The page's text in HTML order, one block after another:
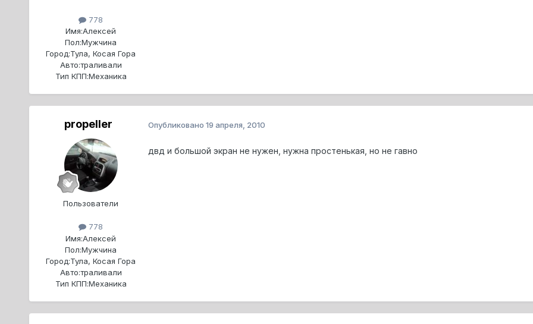
778
Имя:Алексей
Пол:Мужчина
Город:Тула, Косая Гора
Авто:траливали
Тип КПП:Механика
propeller
Пользователи
778
Имя:Алексей
Пол:Мужчина
Город:Тула, Косая Гора
Авто:траливали
Тип КПП:Механика
Опубликовано 19 апреля, 2010
двд и большой экран не нужен, нужна простенькая, но не гавно